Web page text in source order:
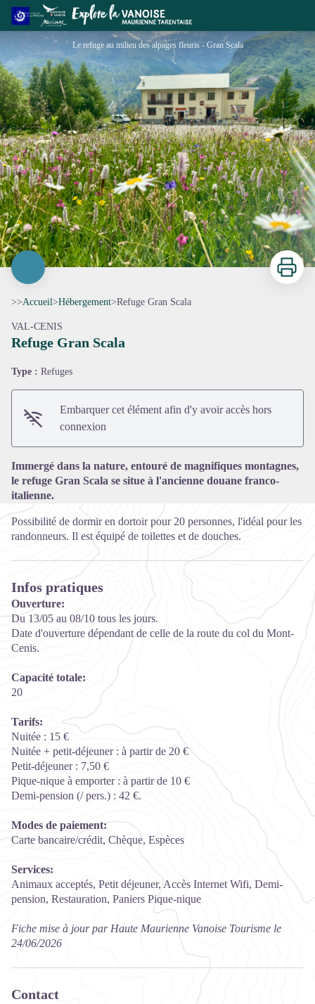
Refuge Gran Scala
Le refuge au milieu des alpages fleuris - Gran Scala
Voir l'image en plein écran
Imprimer
>>Accueil>Hébergement>Refuge Gran Scala
VAL-CENIS
Refuge Gran Scala
Type : Refuges
Embarquer cet élément afin d'y avoir accès hors
connexion
Immergé dans la nature, entouré de magnifiques montagnes,
le refuge Gran Scala se situe à l'ancienne douane franco-
italienne.
Possibilité de dormir en dortoir pour 20 personnes, l'idéal pour les
randonneurs. Il est équipé de toilettes et de douches.
Infos pratiques
Ouverture:
Du 13/05 au 08/10 tous les jours.
Date d'ouverture dépendant de celle de la route du col du Mont-
Cenis.
Capacité totale:
20
Tarifs:
Nuitée : 15 €
Nuitée + petit-déjeuner : à partir de 20 €
Petit-déjeuner : 7,50 €
Pique-nique à emporter : à partir de 10 €
Demi-pension (/ pers.) : 42 €.
Modes de paiement:
Carte bancaire/crédit, Chèque, Espèces
Services:
Animaux acceptés, Petit déjeuner, Accès Internet Wifi, Demi-
pension, Restauration, Paniers Pique-nique
Fiche mise à jour par Haute Maurienne Vanoise Tourisme le
24/06/2026
Contact